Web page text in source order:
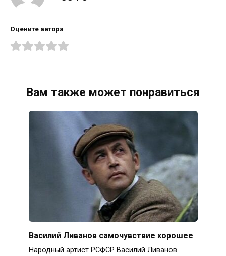
Оцените автора
Вам также может понравиться
Василий Ливанов самочувствие хорошее
Народный артист РСФСР Василий Ливанов